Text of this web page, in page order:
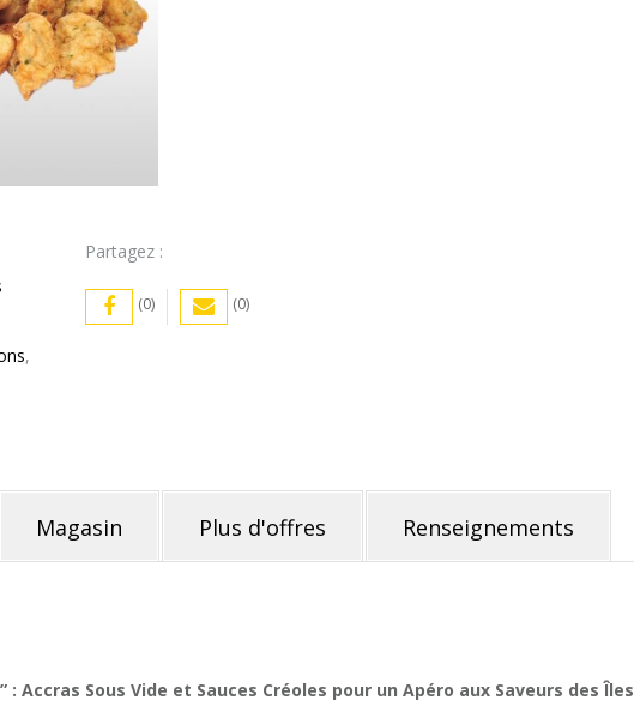
,
Partagez :
(0) (0)
Magasin Plus d'offres Renseignements
: Accras Sous Vide et Sauces Créoles pour un Apéro aux Saveurs des Îles